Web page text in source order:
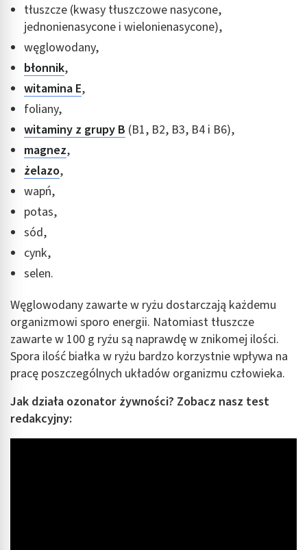
tłuszcze (kwasy tłuszczowe nasycone,
jednonienasycone i wielonienasycone),
węglowodany,
błonnik,
witamina E,
foliany,
witaminy z grupy B (B1, B2, B3, B4 i B6),
magnez,
żelazo,
wapń,
potas,
sód,
cynk,
selen.
Węglowodany zawarte w ryżu dostarczają każdemu
organizmowi sporo energii. Natomiast tłuszcze
zawarte w 100 g ryżu są naprawdę w znikomej ilości.
Spora ilość białka w ryżu bardzo korzystnie wpływa na
pracę poszczególnych układów organizmu człowieka.
Jak działa ozonator żywności? Zobacz nasz test
redakcyjny: